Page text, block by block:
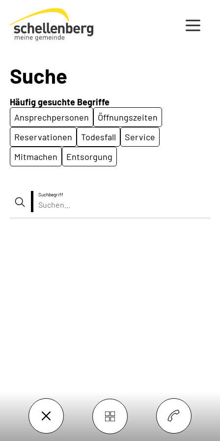
Gemeinde Schellenberg Startseite
Suche
Häufig gesuchte Begriffe
Ansprechpersonen
Öffnungszeiten
Reservationen
Todesfall
Service
Mitmachen
Entsorgung
Suchbegriff